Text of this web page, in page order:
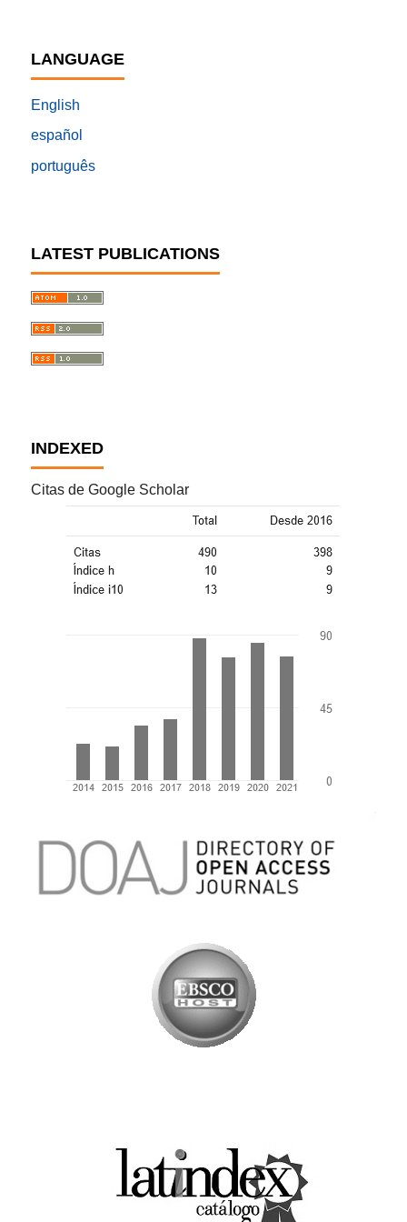
LANGUAGE
English
español
português
LATEST PUBLICATIONS
INDEXED
Citas de Google Scholar